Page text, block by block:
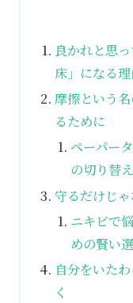
良かれと思
床」になる
摩擦という
るために
ペーパー
の切り替
守るだけじ
ニキビで
めの賢い
自分をいた
く